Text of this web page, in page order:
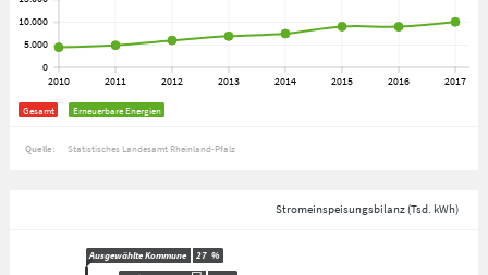
Gesamt Erneuerbare Energien
Quelle: Statistisches Landesamt Rheinland-Pfalz
Stromeinspeisungsbilanz (Tsd. kWh)
Ausgewählte Kommune 27 %